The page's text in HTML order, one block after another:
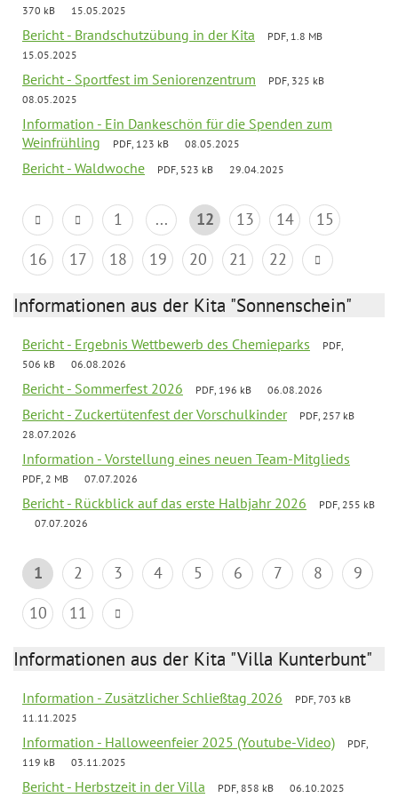
370 kB
15.05.2025
Bericht - Brandschutzübung in der Kita
PDF, 1.8 MB
15.05.2025
Bericht - Sportfest im Seniorenzentrum
PDF, 325 kB
08.05.2025
Information - Ein Dankeschön für die Spenden zum
Weinfrühling
PDF, 123 kB 08.05.2025
Bericht - Waldwoche PDF, 523 kB 29.04.2025
1 ... 12 13 14
15
16
17 18 19 20 21 22
Informationen aus der Kita "Sonnenschein"
Bericht - Ergebnis Wettbewerb des Chemieparks
PDF,
506 kB
06.08.2026
Bericht - Sommerfest 2026 PDF, 196 kB 06.08.2026
Bericht - Zuckertütenfest der Vorschulkinder
PDF, 257 kB
28.07.2026
Information - Vorstellung eines neuen Team-Mitglieds
PDF, 2 MB 07.07.2026
Bericht - Rückblick auf das erste Halbjahr 2026
PDF, 255 kB
07.07.2026
1 2 3 4 5 6 7 8
9
10
11
Informationen aus der Kita "Villa Kunterbunt"
Information - Zusätzlicher Schließtag 2026
PDF, 703 kB
11.11.2025
Information - Halloweenfeier 2025 (Youtube-Video)
PDF,
119 kB
03.11.2025
Bericht - Herbstzeit in der Villa PDF, 858 kB 06.10.2025